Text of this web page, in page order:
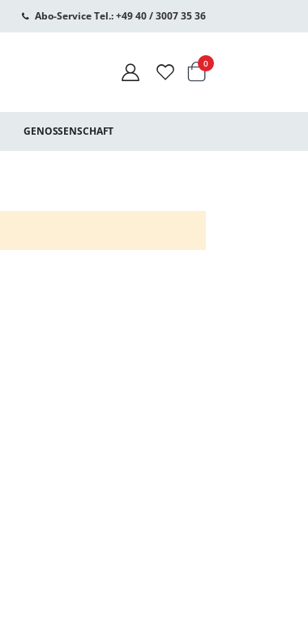
Abo-Service Tel.: +49 40 / 3007 35 36
Warenkorb
0Artikel
GENOSSENSCHAFT